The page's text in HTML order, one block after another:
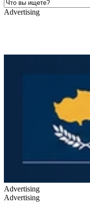
Advertising
Advertising
Advertising